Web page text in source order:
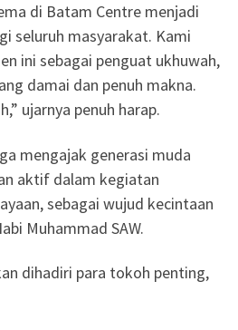
di Batam Centre menjadi
seluruh masyarakat. Kami
ini sebagai penguat ukhuwah,
damai dan penuh makna.
ujarnya penuh harap.
mengajak generasi muda
aktif dalam kegiatan
sebagai wujud kecintaan
Muhammad SAW.
dihadiri para tokoh penting,